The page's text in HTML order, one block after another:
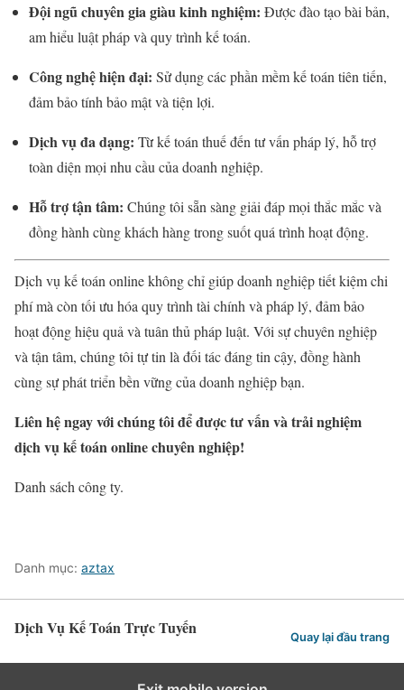
Đội ngũ chuyên gia giàu kinh nghiệm: Được đào tạo bài bản,
am hiểu luật pháp và quy trình kế toán.
Công nghệ hiện đại: Sử dụng các phần mềm kế toán tiên tiến,
đảm bảo tính bảo mật và tiện lợi.
Dịch vụ đa dạng: Từ kế toán thuế đến tư vấn pháp lý, hỗ trợ
toàn diện mọi nhu cầu của doanh nghiệp.
Hỗ trợ tận tâm: Chúng tôi sẵn sàng giải đáp mọi thắc mắc và
đồng hành cùng khách hàng trong suốt quá trình hoạt động.
Dịch vụ kế toán online không chỉ giúp doanh nghiệp tiết kiệm chi
phí mà còn tối ưu hóa quy trình tài chính và pháp lý, đảm bảo
hoạt động hiệu quả và tuân thủ pháp luật. Với sự chuyên nghiệp
và tận tâm, chúng tôi tự tin là đối tác đáng tin cậy, đồng hành
cùng sự phát triển bền vững của doanh nghiệp bạn.
Liên hệ ngay với chúng tôi để được tư vấn và trải nghiệm
dịch vụ kế toán online chuyên nghiệp!
Danh sách công ty.
Danh mục: aztax
Dịch Vụ Kế Toán Trực Tuyến Quay lại đầu trang